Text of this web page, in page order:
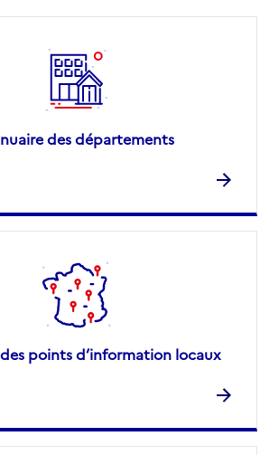
des départements
points d’information locaux